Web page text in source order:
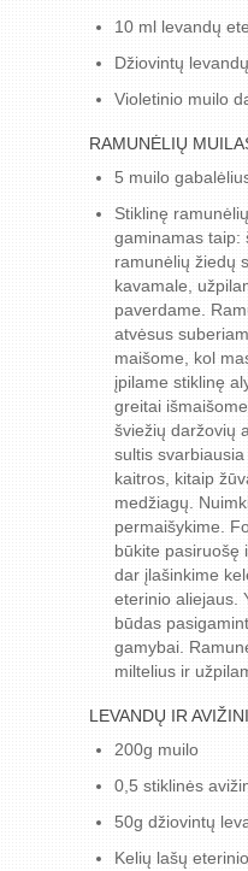
10 ml levandų
Džiovintų
Violetinio muilo
RAMUNĖLIŲ
5 muilo
Stiklinę
gaminamas taip:
ramunėlių žiedų
kavamale,
paverdame.
atvėsus
maišome, kol
įpilame stiklinę
greitai
šviežių daržovių
sultis
kaitros, kitaip
medžiagų.
permaišykime.
būkite pasiruošę
dar įlašinkime
eterinio aliejaus.
būdas
gamybai.
miltelius ir
LEVANDŲ IR
200g muilo
0,5 stiklinės
50g džiovintų
Kelių lašų